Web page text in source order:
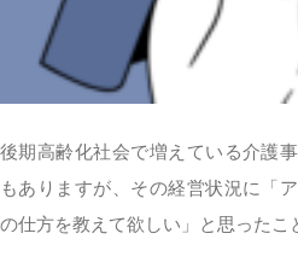
後期高齢化社会で増えている介護
もありますが、その経営状況に「
の仕方を教えて欲しい」と思ったこ